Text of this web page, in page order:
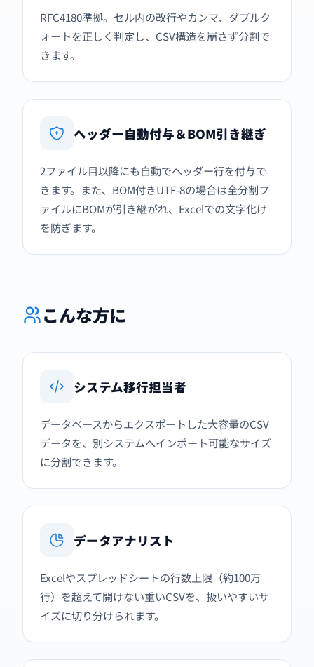
RFC4180準拠。セル内の改行やカンマ、ダブルク
ォートを正しく判定し、CSV構造を崩さず分割で
きます。
ヘッダー自動付与＆BOM引き継ぎ
2ファイル目以降にも自動でヘッダー行を付与で
きます。また、BOM付きUTF-8の場合は全分割フ
ァイルにBOMが引き継がれ、Excelでの文字化け
を防ぎます。
こんな方に
システム移行担当者
データベースからエクスポートした大容量のCSV
データを、別システムへインポート可能なサイズ
に分割できます。
データアナリスト
Excelやスプレッドシートの行数上限（約100万
行）を超えて開けない重いCSVを、扱いやすいサ
イズに切り分けられます。